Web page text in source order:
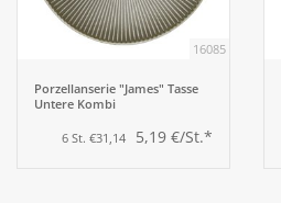
16085
Porzellanserie "James" Tasse
Untere Kombi
6 St. €31,14 5,19 €/St.*